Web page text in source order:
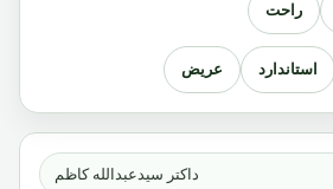
داکتر سیدعبدالله کاظم
راحت
استاندارد عریض